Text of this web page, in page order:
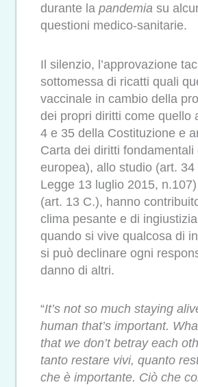
durante la pandemia su
questioni medico-sanitarie.
Il silenzio, l’approvazione
sottomessa di ricatti quali
vaccinale in cambio della
dei propri diritti come quello
4 e 35 della Costituzione e
Carta dei diritti fondamentali
europea), allo studio (art. 34
Legge 13 luglio 2015,
(art. 13 C.), hanno
clima pesante e di
quando si vive qualcosa di
si può declinare ogni
danno di altri.
“It’s not so much staying
human that’s important.
that we don’t betray each
tanto restare vivi, quanto
che è importante. Ciò che